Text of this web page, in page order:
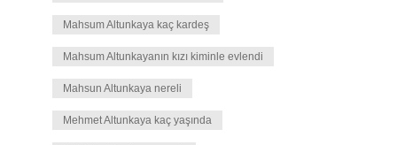
Mahsum Altunkaya kaç kardeş
Mahsum Altunkayanın kızı kiminle evlendi
Mahsun Altunkaya nereli
Mehmet Altunkaya kaç yaşında